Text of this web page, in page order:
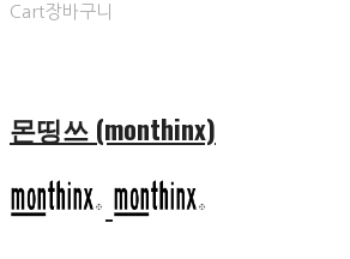
Cart장바구니
몬띵쓰 (monthinx)